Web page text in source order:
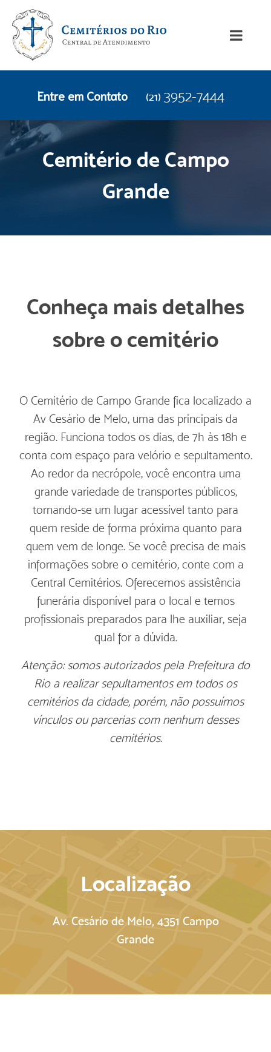
Entre em Contato (21) 3952-7444
Cemitério de Campo
Grande
Conheça mais detalhes
sobre o cemitério
O Cemitério de Campo Grande fica localizado a
Av Cesário de Melo, uma das principais da
região. Funciona todos os dias, de 7h às 18h e
conta com espaço para velório e sepultamento.
Ao redor da necrópole, você encontra uma
grande variedade de transportes públicos,
tornando-se um lugar acessível tanto para
quem reside de forma próxima quanto para
quem vem de longe. Se você precisa de mais
informações sobre o cemitério, conte com a
Central Cemitérios. Oferecemos assistência
funerária disponível para o local e temos
profissionais preparados para lhe auxiliar, seja
qual for a dúvida.
Atenção: somos autorizados pela Prefeitura do
Rio a realizar sepultamentos em todos os
cemitérios da cidade, porém, não possuímos
vínculos ou parcerias com nenhum desses
cemitérios.
Localização
Av. Cesário de Melo, 4351 Campo
Grande